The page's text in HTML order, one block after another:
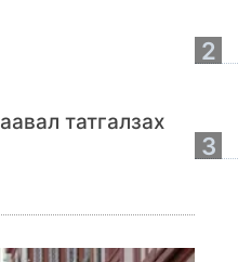
татгалзах
2
3